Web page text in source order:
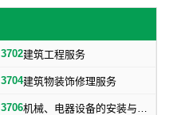
3702建筑工程服务
3704建筑物装饰修理服务
3706 机械、电器设备的安装与修理